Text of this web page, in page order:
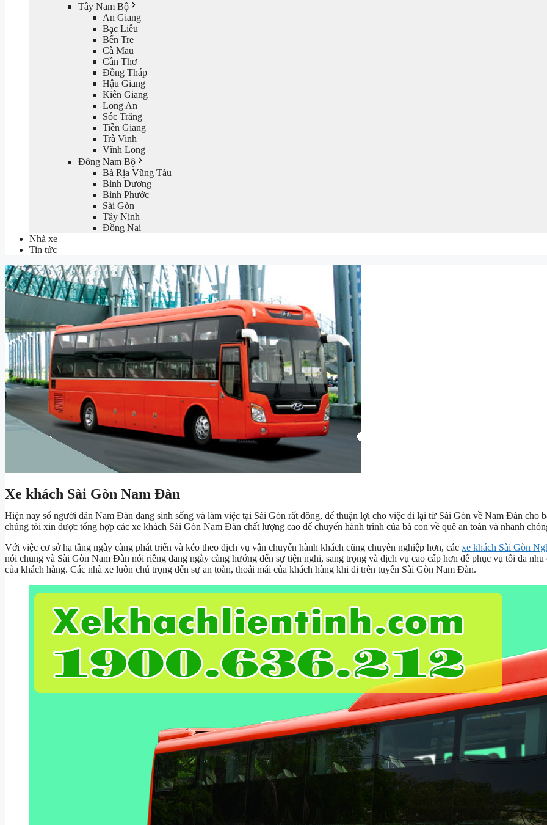
Tây Nam Bộ
An Giang
Bạc Liêu
Bến Tre
Cà Mau
Cần Thơ
Đồng Tháp
Hậu Giang
Kiên Giang
Long An
Sóc Trăng
Tiền Giang
Trà Vinh
Vĩnh Long
Đông Nam Bộ
Bà Rịa Vũng Tàu
Bình Dương
Bình Phước
Sài Gòn
Tây Ninh
Đồng Nai
Nhà xe
Tin tức
Xe khách Sài Gòn Nam Đàn
Hiện nay số người dân Nam Đàn đang sinh sống và làm việc tại Sài Gòn rất đông, để thuận lợi cho việc đi lại từ Sài Gòn về Nam Đàn cho
chúng tôi xin được tổng hợp các xe khách Sài Gòn Nam Đàn chất lượng cao để chuyến hành trình của bà con về quê an toàn và nhanh
Với việc cơ sở hạ tầng ngày càng phát triển và kéo theo dịch vụ vận chuyển hành khách cũng chuyên nghiệp hơn, các xe khách Sài Gòn
nói chung và Sài Gòn Nam Đàn nói riêng đang ngày càng hướng đến sự tiện nghi, sang trọng và dịch vụ cao cấp hơn để phục vụ tối đa nhu
của khách hàng. Các nhà xe luôn chú trọng đến sự an toàn, thoải mái của khách hàng khi đi trên tuyến Sài Gòn Nam Đàn.